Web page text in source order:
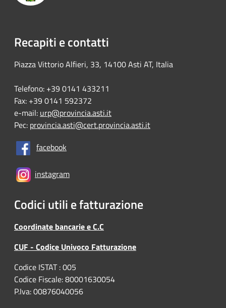
Recapiti e contatti
Piazza Vittorio Alfieri, 33, 14100 Asti AT, Italia
Telefono: +39 0141 433211
Fax: +39 0141 592372
e-mail: urp@provincia.asti.it
Pec: provincia.asti@cert.provincia.asti.it
facebook
instagram
Codici utili e fatturazione
Coordinate bancarie e C.C
CUF - Codice Univoco Fatturazione
Codice ISTAT : 005
Codice Fiscale: 80001630054
P.Iva: 00876040056